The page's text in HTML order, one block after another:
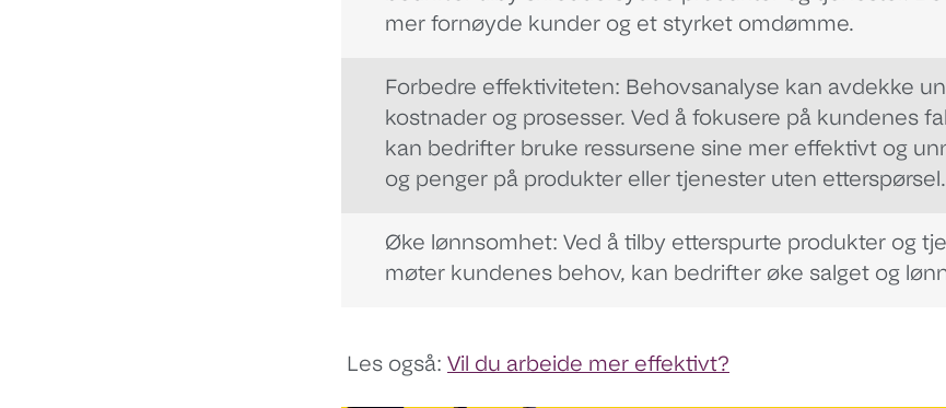
mer fornøyde kunder og et styrket omdømme.
Forbedre effektiviteten: Behovsanalyse kan avdekke
kostnader og prosesser. Ved å fokusere på kundenes
kan bedrifter bruke ressursene sine mer effektivt og
og penger på produkter eller tjenester uten etterspørsel.
Øke lønnsomhet: Ved å tilby etterspurte produkter og
møter kundenes behov, kan bedrifter øke salget og
Les også: Vil du arbeide mer effektivt?